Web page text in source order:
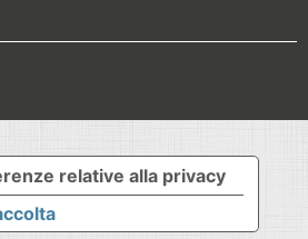
relative alla privacy